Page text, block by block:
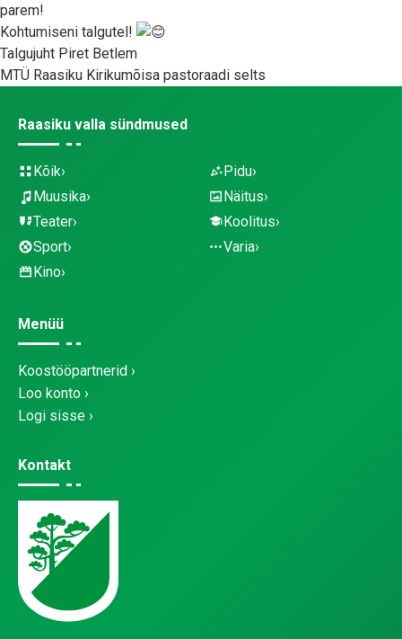
parem!
Kohtumiseni talgutel!
Talgujuht Piret Betlem
MTÜ Raasiku Kirikumõisa pastoraadi selts
Raasiku valla sündmused
Kõik
Muusika
Teater
Sport
Kino
Pidu
Näitus
Koolitus
Varia
Menüü
Koostööpartnerid
Loo konto
Logi sisse
Kontakt